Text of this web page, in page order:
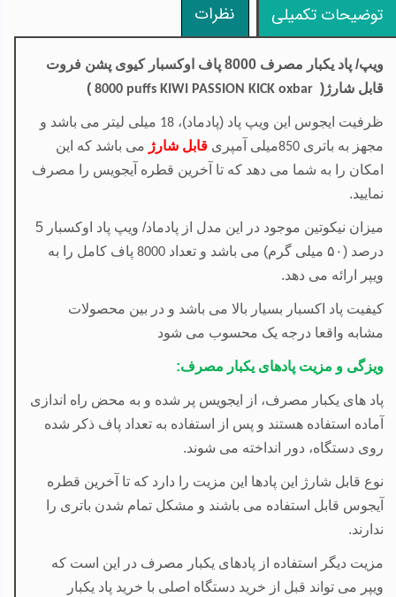
توضیحات تکمیلی نظرات
ویپ/ پاد یکبار مصرف 8000 پاف اوکسبار کیوی پشن فروت
قابل شارژ( oxbar
KIWI PASSION KICK
8000 puffs
)
ظرفیت ایجوس این ویپ پاد (پادماد)، 18 میلی لیتر می باشد و
مجهز به باتری 850میلی آمپری قابل شارژ می باشد که این
امکان را به شما می دهد که تا آخرین قطره آیجویس را مصرف
نمایید.
میزان نیکوتین موجود در این مدل از پادماد/ ویپ پاد اوکسبار 5
درصد (۵۰میلی گرم) می باشد و تعداد 8000پاف کامل را به
ویپر ارائه می دهد.
کیفیت پاد اکسبار بسیار بالا می باشد و در بین محصولات
مشابه واقعا درجه یک محسوب می شود
ویزگی و مزیت پادهای یکبار مصرف:
پاد های یکبار مصرف، از ایجویس پر شده و به محض راه اندازی
آماده استفاده هستند و پس از استفاده به تعداد پاف ذکر شده
روی دستگاه، دور انداخته می شوند.
نوع قابل شارژ این پادها این مزیت را دارد که تا آخرین قطره
آیجوس قابل استفاده می باشند و مشکل تمام شدن باتری را
ندارند.
مزیت دیگر استفاده از پادهای یکبار مصرف در این است که
ویپر می تواند قبل از خرید دستگاه اصلی با خرید پاد یکبار